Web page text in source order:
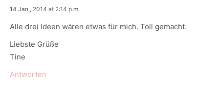
says:
14 Jan., 2014 at 2:14 p.m.
Alle drei Ideen wären etwas für mich. Toll gemacht.
Liebste Grüße
Tine
Antworten